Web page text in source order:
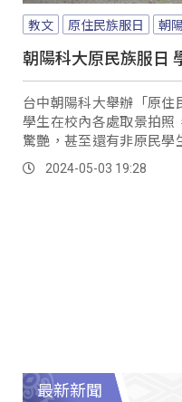
教文 原住民族服日 朝
朝陽科大原民族服日
台中朝陽科大舉辦「原住
學生在校內各處取景拍照
驚艷，甚至還有非原民學
上的感覺。
2024-05-03 19:28
最新新聞